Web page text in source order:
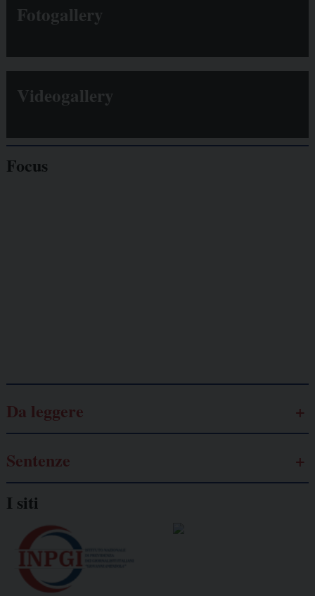
Fotogallery
Videogallery
Focus
Da leggere
Sentenze
I siti